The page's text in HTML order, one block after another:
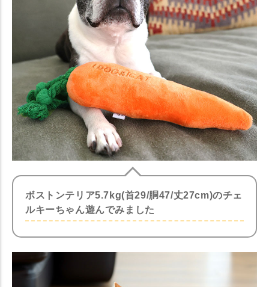
ボストンテリア5.7kg(首29/胴47/丈27cm)のチェ
ルキーちゃん遊んでみました